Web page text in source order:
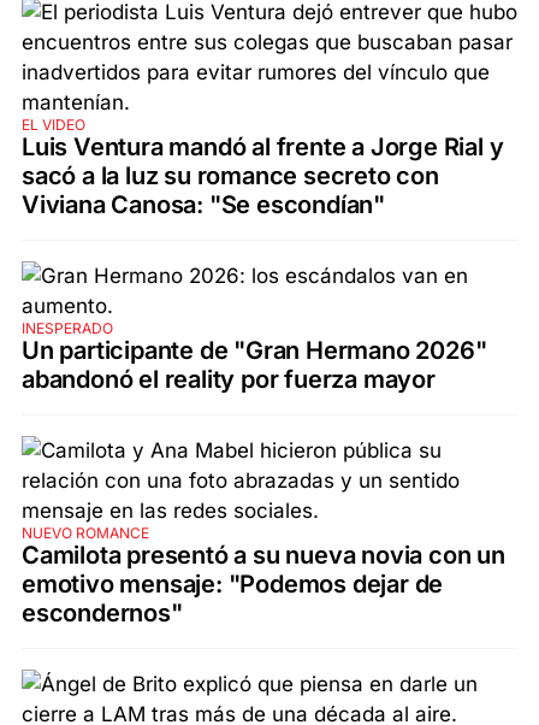
EL VIDEO
Luis Ventura mandó al frente a Jorge Rial y
sacó a la luz su romance secreto con
Viviana Canosa: "Se escondían"
INESPERADO
Un participante de "Gran Hermano 2026"
abandonó el reality por fuerza mayor
NUEVO ROMANCE
Camilota presentó a su nueva novia con un
emotivo mensaje: "Podemos dejar de
escondernos"